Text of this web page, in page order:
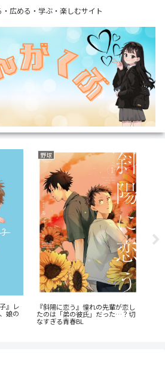
広める・学ぶ・楽しむサイト
』レ
娘の
野球
『斜陽に恋う』憧れの先輩が恋し
たのは「弟の彼氏」だった…？切
なすぎる青春BL